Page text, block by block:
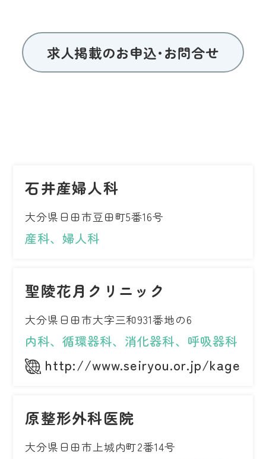
求人掲載のお申込･お問合せ
石井産婦人科
大分県日田市豆田町5番16号
産科、婦人科
聖陵花月クリニック
大分県日田市大字三和931番地の6
内科、循環器科、消化器科、呼吸器科
http://www.seiryou.or.jp/kagetu/
原整形外科医院
大分県日田市上城内町2番14号